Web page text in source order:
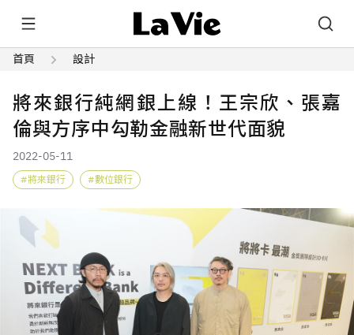
首頁 設計
將來銀行純網銀上線！王宗欣、張嘉
倫與方序中勾勒金融新世代面貌
2022-05-11
將來銀行 數位銀行